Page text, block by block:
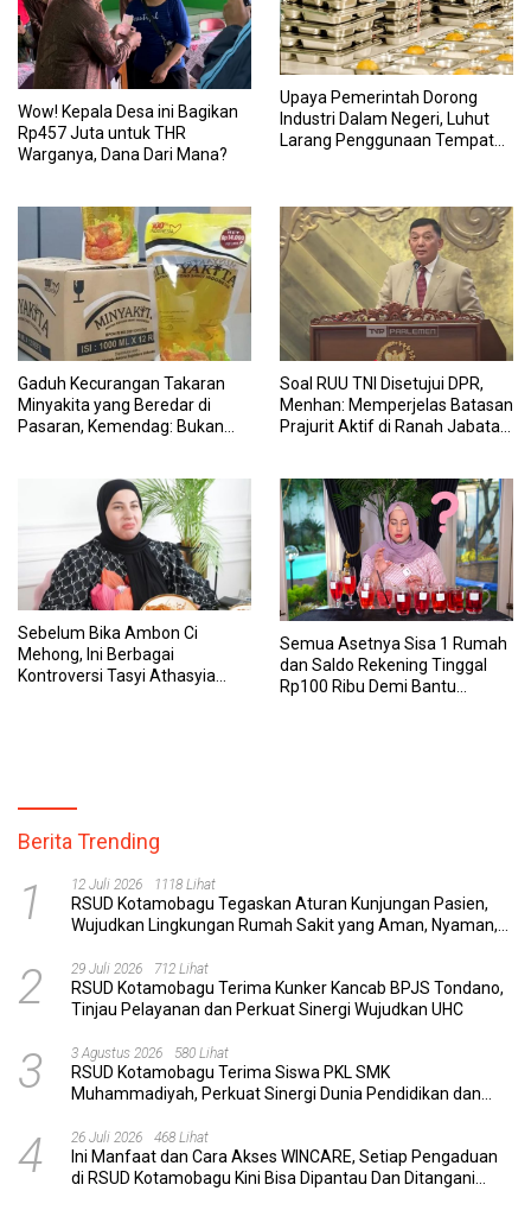
Wow! Kepala Desa ini Bagikan
Rp457 Juta untuk THR
Warganya, Dana Dari Mana?
Upaya Pemerintah Dorong
Industri Dalam Negeri, Luhut
Larang Penggunaan Tempat
Gaduh Kecurangan Takaran
Minyakita yang Beredar di
Pasaran, Kemendag: Bukan
Soal RUU TNI Disetujui DPR,
Menhan: Memperjelas Batasan
Prajurit Aktif di Ranah Jabatan
Sebelum Bika Ambon Ci
Mehong, Ini Berbagai
Kontroversi Tasyi Athasyia
Semua Asetnya Sisa 1 Rumah
dan Saldo Rekening Tinggal
Rp100 Ribu Demi Bantu
Berita Trending
1 12 Juli 2026 1118 Lihat
RSUD Kotamobagu Tegaskan Aturan Kunjungan Pasien,
Wujudkan Lingkungan Rumah Sakit yang Aman, Nyaman,
2 29 Juli 2026 712 Lihat
RSUD Kotamobagu Terima Kunker Kancab BPJS Tondano,
Tinjau Pelayanan dan Perkuat Sinergi Wujudkan UHC
3 3 Agustus 2026 580 Lihat
RSUD Kotamobagu Terima Siswa PKL SMK
Muhammadiyah, Perkuat Sinergi Dunia Pendidikan dan
4 26 Juli 2026 468 Lihat
Ini Manfaat dan Cara Akses WINCARE, Setiap Pengaduan
di RSUD Kotamobagu Kini Bisa Dipantau Dan Ditangani